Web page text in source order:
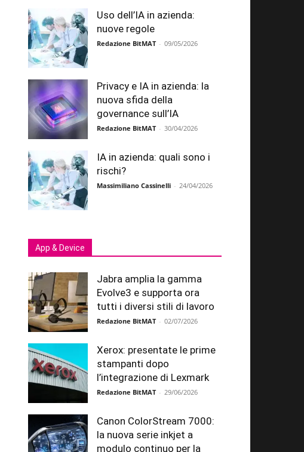
Uso dell’IA in azienda:
nuove regole
Redazione BitMAT - 09/05/2026
Privacy e IA in azienda: la
nuova sfida della
governance sull’IA
Redazione BitMAT - 30/04/2026
IA in azienda: quali sono i
rischi?
Massimiliano Cassinelli - 24/04/2026
App & Device
Jabra amplia la gamma
Evolve3 e supporta ora
tutti i diversi stili di lavoro
Redazione BitMAT - 02/07/2026
Xerox: presentate le prime
stampanti dopo
l’integrazione di Lexmark
Redazione BitMAT - 29/06/2026
Canon ColorStream 7000:
la nuova serie inkjet a
modulo continuo per la